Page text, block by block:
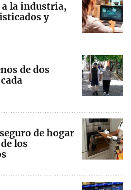
a la industria,
y
de dos
de hogar
los